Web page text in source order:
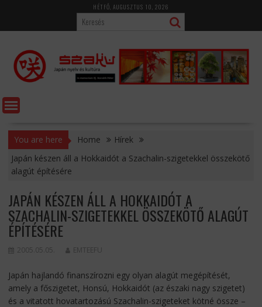
content
HÉTFŐ, AUGUSZTUS 10, 2026
You are here Home
Hírek
Japán készen áll a Hokkaidót a Szachalin-szigetekkel összekötő
alagút építésére
JAPÁN KÉSZEN ÁLL A HOKKAIDÓT A
SZACHALIN-SZIGETEKKEL ÖSSZEKÖTŐ ALAGÚT
ÉPÍTÉSÉRE
2005.05.05. EMTEEFU
Japán hajlandó finanszírozni egy olyan alagút megépítését,
amely a főszigetet, Honsú, Hokkaidót (az északi nagy szigetet)
és a vitatott hovatartozású Szachalin-szigeteket kötné össze –